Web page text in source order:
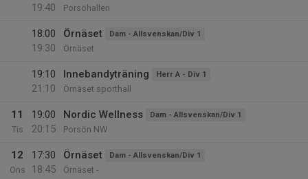
19:40
Porsöhallen
18:00
19:30
Örnäset Dam - Allsvenskan/Div 1
Örnäset
19:10
21:10
Innebandyträning Herr A - Div 1
Örnäset sporthall
11
Tis
19:00
20:15
Nordic Wellness Dam - Allsvenskan/Div 1
Porsön NW
12
Ons
17:30
18:45
Örnäset Dam - Allsvenskan/Div 1
Örnäset -